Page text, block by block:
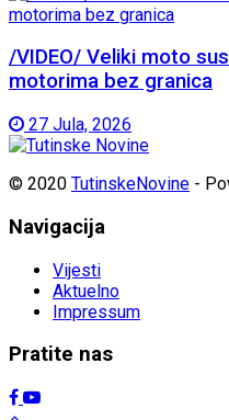
/VIDEO/ Veliki moto
motorima bez granica
27 Jula, 2026
© 2020 TutinskeNovine -
Navigacija
Vijesti
Aktuelno
Impressum
Pratite nas